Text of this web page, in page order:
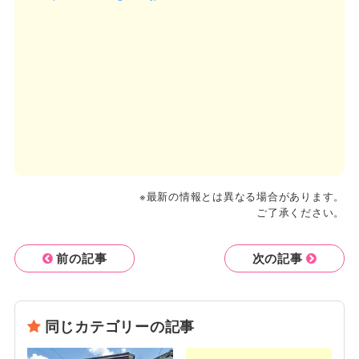
※最新の情報とは異なる場合があります。
ご了承ください。
前の記事 次の記事
同じカテゴリーの記事